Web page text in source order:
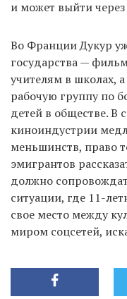
и может выйти через
Во Франции Дукур
государства —
учителям в школах,
рабочую группу по
детей в обществе. В
киноиндустрии
меньшинств, право
эмигрантов
должно
ситуации, где 11-
свое место между
миром соцсетей,